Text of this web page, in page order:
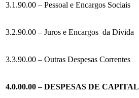
3.1.90.00 – Pessoal e Encargos Sociais
3.2.90.00 – Juros e Encargos da Dívida
3.3.90.00 – Outras Despesas Correntes
4.0.00.00 – DESPESAS DE CAPITAL